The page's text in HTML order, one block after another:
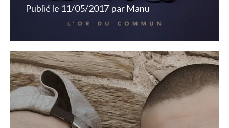
Publié le 11/05/2017 par Manu